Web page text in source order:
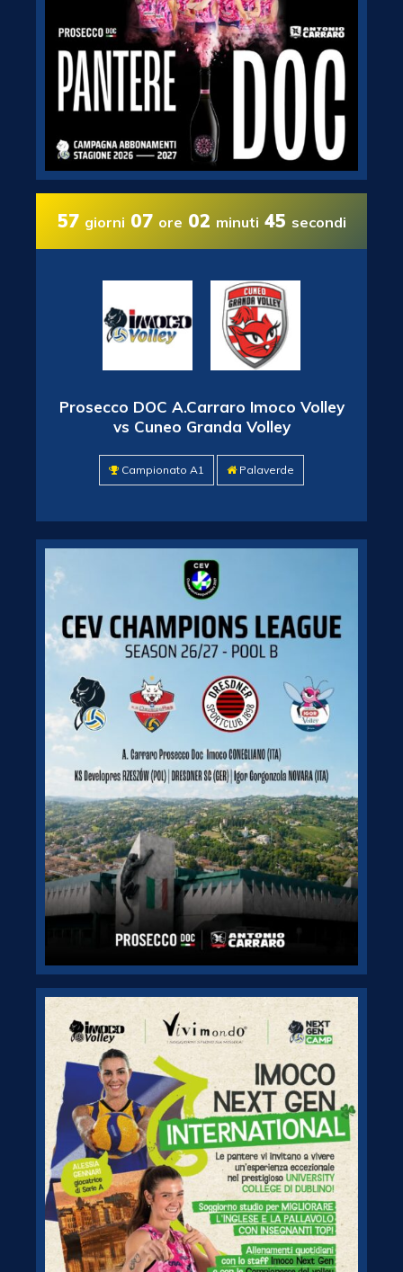
57 giorni 07 ore 02 minuti 44 secondi
Prosecco DOC A.Carraro Imoco Volley
vs Cuneo Granda Volley
Campionato A1 Palaverde